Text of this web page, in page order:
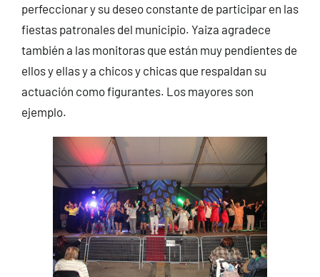
perfeccionar y su deseo constante de participar en las
fiestas patronales del municipio. Yaiza agradece
también a las monitoras que están muy pendientes de
ellos y ellas y a chicos y chicas que respaldan su
actuación como figurantes. Los mayores son
ejemplo.